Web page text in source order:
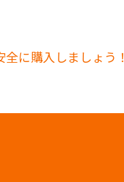
に購入しましょう！